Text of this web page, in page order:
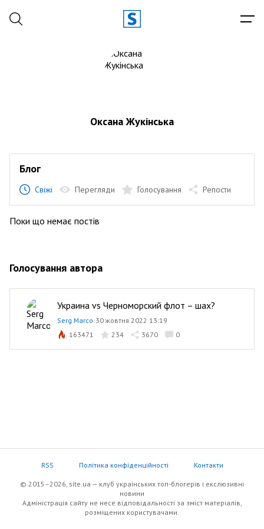
Оксана Жукінська
Блог
Свіжі Перегляди Голосування Репости
Поки що немає постів
Голосування автора
Украина vs Черноморский флот – шах?
Serg Marco 30 жовтня 2022 13:19
163471
234 3670 0
RSS Політика конфіденційності Контакти
© 2015–2026, site.ua — клуб українських топ-блогерів i екслюзивнi
новини
Адміністрація сайту не несе відповідальності за зміст матеріалів,
розміщених користувачами.